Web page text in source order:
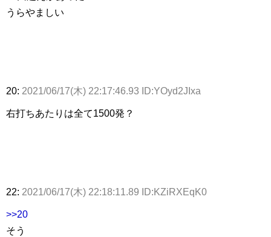
うらやましい
20: 2021/06/17(木) 22:17:46.93 ID:YOyd2JIxa
右打ちあたりは全て1500発？
22: 2021/06/17(木) 22:18:11.89 ID:KZiRXEqK0
>>20
そう